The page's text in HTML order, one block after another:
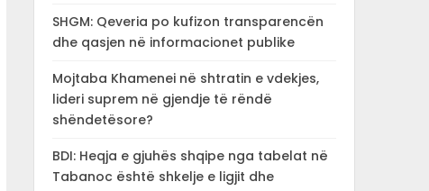
SHGM: Qeveria po kufizon transparencën
dhe qasjen në informacionet publike
Mojtaba Khamenei në shtratin e vdekjes,
lideri suprem në gjendje të rëndë
shëndetësore?
BDI: Heqja e gjuhës shqipe nga tabelat në
Tabanoc është shkelje e ligjit dhe